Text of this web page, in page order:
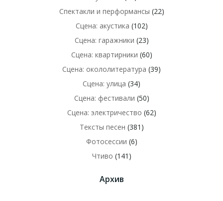
Спектакли и перформансы (22)
Сцена: акустика (102)
Сцена: гаражники (23)
Сцена: квартирники (60)
Сцена: окололитература (39)
Сцена: улица (34)
Сцена: фестивали (50)
Сцена: электричество (62)
Тексты песен (381)
Фотосессии (6)
Чтиво (141)
Архив